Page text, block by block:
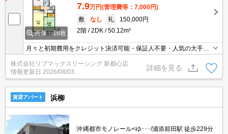
画像：16枚
7.9万円(管理費等：7,000円)
敷
なし 礼
150,000円
2階
2DK 50.12m²
月々と初期費用をクレジット決済可能・保証人不要・人気の大手ハ
ウスメーカー物件です(^^)/♪初期費用の分割支払いサービスあり♪
（審査がございますので、スタッフまでお問い合わせください）
株式会社リブマックスリーシング 新都心店
情報更新日 2026/08/03
詳細を見る
賃貸アパート 浜柳
沖縄都市モノレール<ゆ･･･/浦添前田駅 徒歩229分